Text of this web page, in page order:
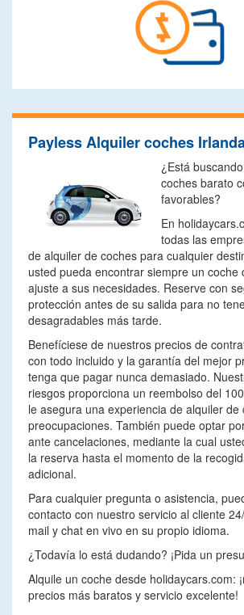
Payless Alquiler coches
¿Está
coches barato
favorables?
En
todas las
de alquiler de coches para cualquier
usted pueda encontrar siempre un coche
ajuste a sus necesidades. Reserve con
protección antes de su salida para no
desagradables más tarde.
Benefíciese de nuestros precios de
con todo incluido y la garantía del mejor
tenga que pagar nunca demasiado.
riesgos proporciona un reembolso del
le asegura una experiencia de alquiler de
preocupaciones. También puede optar
ante cancelaciones, mediante la cual
la reserva hasta el momento de la
adicional.
Para cualquier pregunta o asistencia,
contacto con nuestro servicio al cliente
mail y chat en vivo en su propio idioma.
¿Todavía lo está dudando? ¡Pida un
Alquile un coche desde holidaycars.com:
precios más baratos y servicio excelente!